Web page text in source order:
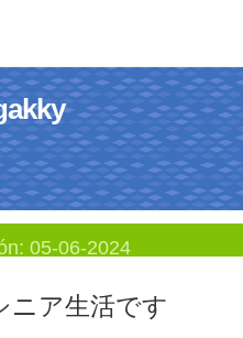
05-06-2024
ニア生活です